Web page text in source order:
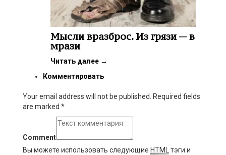
Мысли вразброс. Из грязи — в
мрази
Читать далее →
Комментировать
Your email address will not be published. Required fields
are marked *
Comment
Вы можете использовать следующие HTML
тэги и